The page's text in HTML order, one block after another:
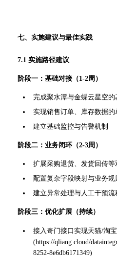
七、实施建议与最佳实践
7.1 实施路径建议
阶段一：基础对接（1-2周）
完成聚水潭与金蝶云星空
实现销售订单、库存数据的
建立基础监控与告警机制
阶段二：业务闭环（2-3周）
扩展采购退货、发货回传等
配置复杂字段映射与业务规
建立异常处理与人工干预流
阶段三：优化扩展（持续）
接入奇门接口实现天猫/淘
(https://qliang.cloud/
8252-8e6db6171349)